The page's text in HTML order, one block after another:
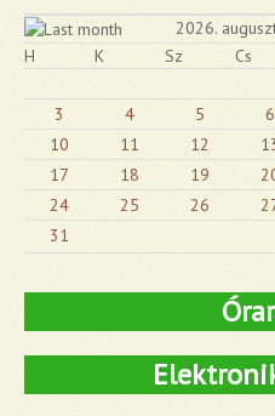
2026.
H
K Sz Cs
3
4 5 6
10
11 12
17
18 19
24
25 26
31